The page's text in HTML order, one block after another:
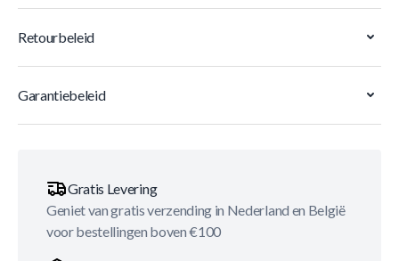
Retourbeleid
Garantiebeleid
Gratis Levering
Geniet van gratis verzending in Nederland en België
voor bestellingen boven €100